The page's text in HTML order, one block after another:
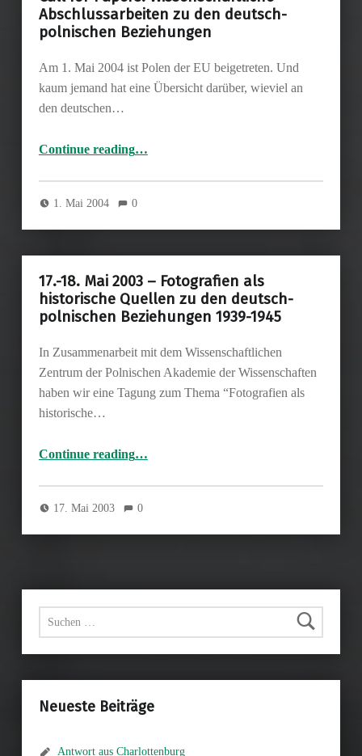
Abschlussarbeiten zu den deutsch-
polnischen Beziehungen
Am 1. Mai 2004 ist Polen der EU beigetreten. Und
kaum jemand hat eine Übersicht darüber, wieviel an
den deutschen…
Continue reading“Call for Papers: Wissenschaftliche Abschlussarbeiten zu den deutsch-polnischen Beziehungen”
…
1. Mai 2004 0
17.-18. Mai 2003 – Fotografien als
historische Quellen zu den deutsch-
polnischen Beziehungen 1939-1945
In Zusammenarbeit mit dem Wissenschaftlichen
Zentrum der Polnischen Akademie der Wissenschaften
haben wir eine Tagung zum Thema “Fotografien als
historische…
Continue reading“17.-18. Mai 2003 – Fotografien als historische Quellen zu den deutsch-polnischen Beziehungen 1939-1945”
…
17. Mai 2003 0
Suchen nach:
Neueste Beiträge
Antwort aus Charlottenburg